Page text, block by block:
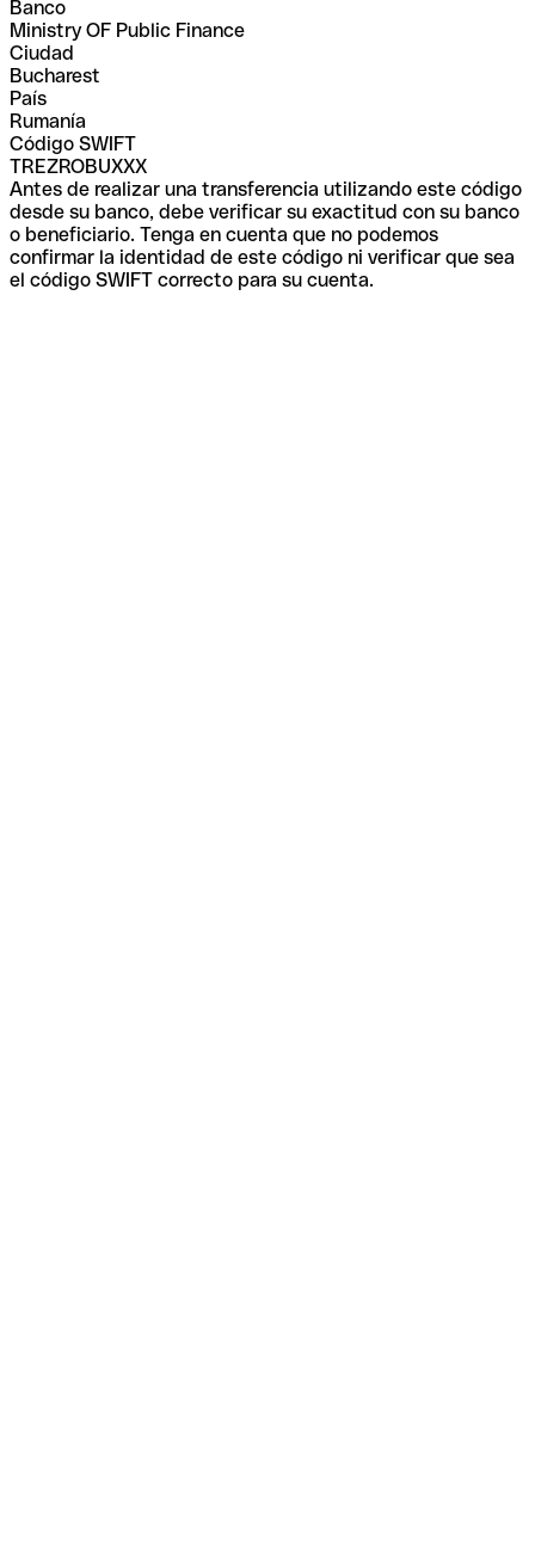
Banco
Ministry OF Public Finance
Ciudad
Bucharest
País
Rumanía
Código SWIFT
TREZROBUXXX
Antes de realizar una transferencia utilizando este código
desde su banco, debe verificar su exactitud con su banco
o beneficiario. Tenga en cuenta que no podemos
confirmar la identidad de este código ni verificar que sea
el código SWIFT correcto para su cuenta.